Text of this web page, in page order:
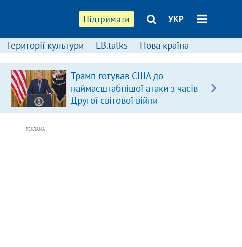
Підтримати УКР
Території культури LB.talks Нова країна
Трамп готував США до
наймасштабнішої атаки з часів
Другої світової війни
РЕКЛАМА